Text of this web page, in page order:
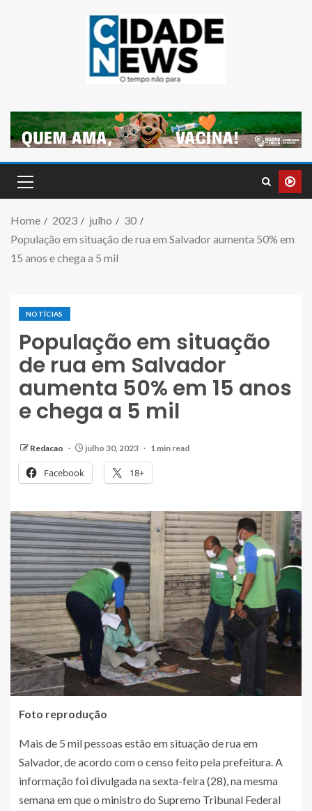
Home 2023 julho
30
População em situação de rua em Salvador aumenta 50% em
15 anos e chega a 5 mil
NOTÍCIAS
População em situação
de rua em Salvador
aumenta 50% em 15 anos
e chega a 5 mil
Redacao julho 30, 2023 1 min read
Facebook 18+
Foto reprodução
Mais de 5 mil pessoas estão em situação de rua em
Salvador, de acordo com o censo feito pela prefeitura. A
informação foi divulgada na sexta-feira (28), na mesma
semana em que o ministro do Supremo Tribunal Federal